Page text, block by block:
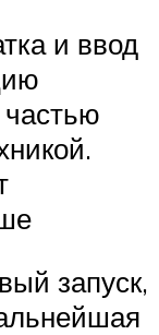
и ввод
запуск,